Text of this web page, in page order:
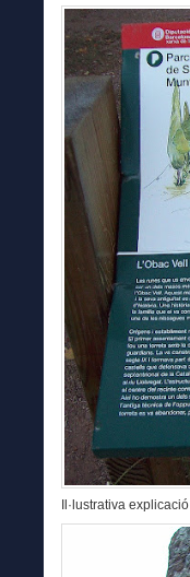
Il·lustrativa explicació